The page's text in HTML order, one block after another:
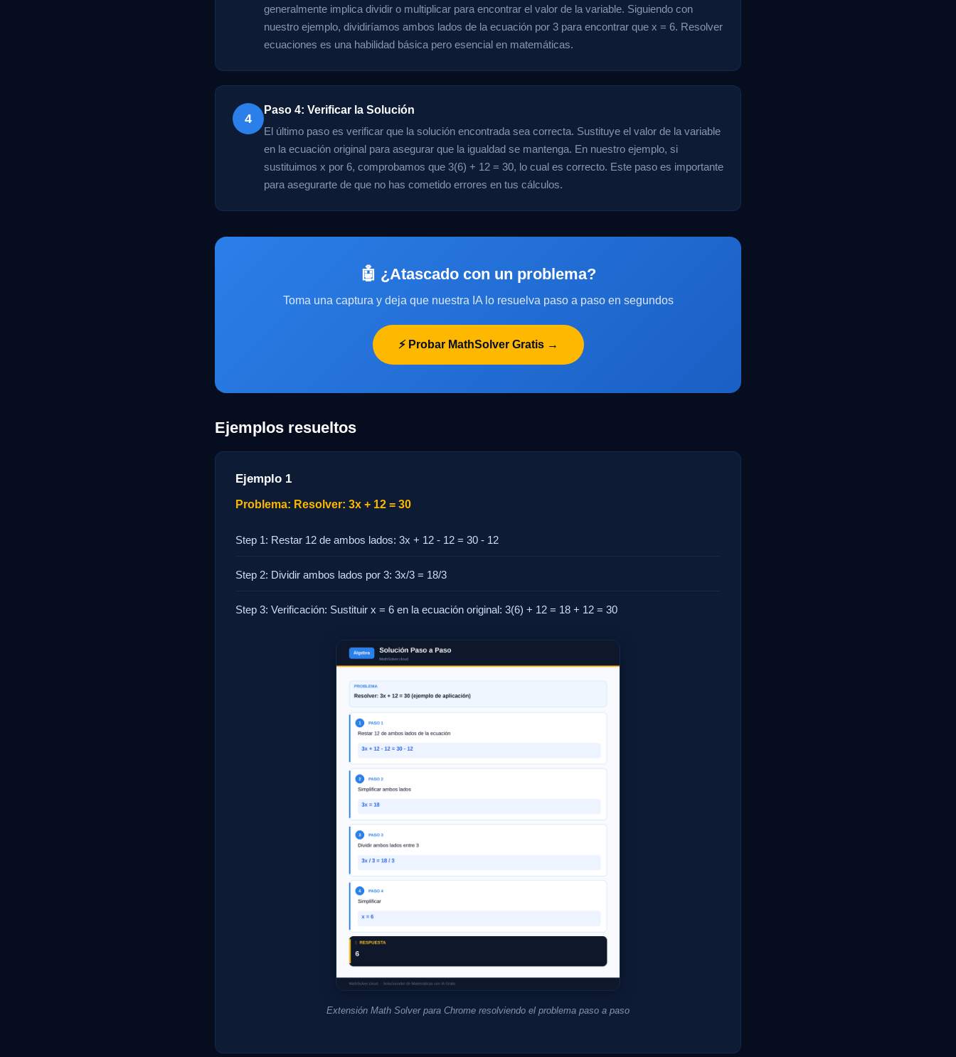
generalmente implica dividir o multiplicar para encontrar el valor de la variable. Siguiendo con
nuestro ejemplo, dividiríamos ambos lados de la ecuación por 3 para encontrar que x = 6. Resolver
ecuaciones es una habilidad básica pero esencial en matemáticas.
4
Paso 4: Verificar la Solución
El último paso es verificar que la solución encontrada sea correcta. Sustituye el valor de la variable
en la ecuación original para asegurar que la igualdad se mantenga. En nuestro ejemplo, si
sustituimos x por 6, comprobamos que 3(6) + 12 = 30, lo cual es correcto. Este paso es importante
para asegurarte de que no has cometido errores en tus cálculos.
🤖 ¿Atascado con un problema?
Toma una captura y deja que nuestra IA lo resuelva paso a paso en segundos
⚡ Probar MathSolver Gratis →
Ejemplos resueltos
Ejemplo 1
Problema: Resolver: 3x + 12 = 30
Step 1: Restar 12 de ambos lados: 3x + 12 - 12 = 30 - 12
Step 2: Dividir ambos lados por 3: 3x/3 = 18/3
Step 3: Verificación: Sustituir x = 6 en la ecuación original: 3(6) + 12 = 18 + 12 = 30
Extensión Math Solver para Chrome resolviendo el problema paso a paso